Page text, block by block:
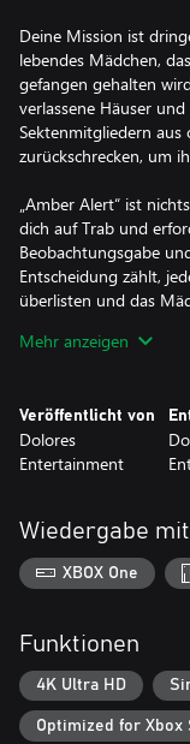
Deine Mission ist
lebendes Mädchen,
gefangen gehalten
verlassene Häuser
Sektenmitgliedern aus
zurückschrecken, um
„Amber Alert“ ist
dich auf Trab und
Beobachtungsgabe
Entscheidung zählt,
überlisten und das
die Dunkelheit auch
Mehr anzeigen
Veröffentlicht von
Dolores
Entertainment
Wiedergabe mit
XBOX One
Funktionen
4K Ultra HD
Optimized for Xbox